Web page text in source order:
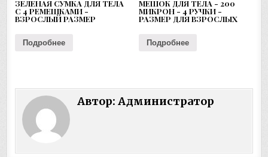
ЗЕЛЕНАЯ СУМКА ДЛЯ ТЕЛА
С 4 РЕМЕШКАМИ -
ВЗРОСЛЫЙ РАЗМЕР
Подробнее
МЕШОК ДЛЯ ТЕЛА - 200
МИКРОН - 4 РУЧКИ -
РАЗМЕР ДЛЯ ВЗРОСЛЫХ
Подробнее
Автор:Администратор